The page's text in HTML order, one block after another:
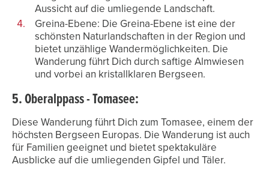
Aussicht auf die umliegende Landschaft.
Greina-Ebene: Die Greina-Ebene ist eine der
schönsten Naturlandschaften in der Region und
bietet unzählige Wandermöglichkeiten. Die
Wanderung führt Dich durch saftige Almwiesen
und vorbei an kristallklaren Bergseen.
5. Oberalppass - Tomasee:
Diese Wanderung führt Dich zum Tomasee, einem der
höchsten Bergseen Europas. Die Wanderung ist auch
für Familien geeignet und bietet spektakuläre
Ausblicke auf die umliegenden Gipfel und Täler.